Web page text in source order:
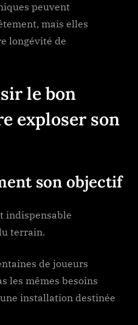
peuvent
mais elles
longévité de
le bon
exploser son
son objectif
indispensable
terrain.
de joueurs
les mêmes besoins
installation destinée